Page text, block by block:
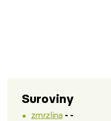
Suroviny
zmrzlina - -